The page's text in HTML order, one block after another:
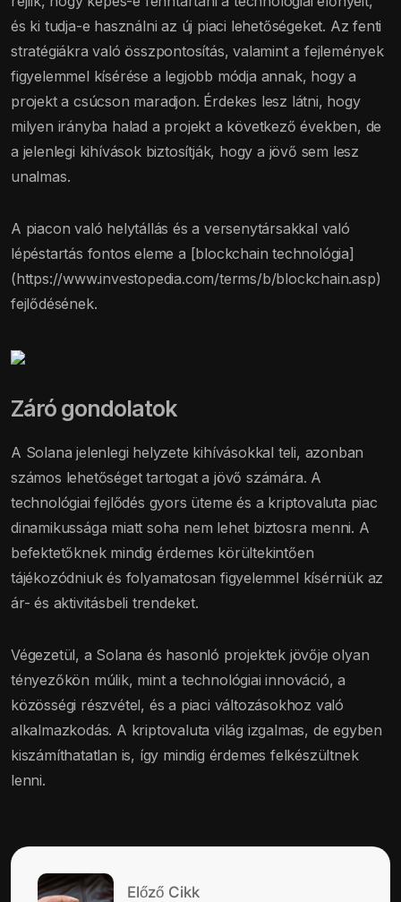
és ki tudja-e használni az új piaci lehetőségeket. Az fenti
stratégiákra való összpontosítás, valamint a fejlemények
figyelemmel kísérése a legjobb módja annak, hogy a
projekt a csúcson maradjon. Érdekes lesz látni, hogy
milyen irányba halad a projekt a következő években, de
a jelenlegi kihívások biztosítják, hogy a jövő sem lesz
unalmas.
A piacon való helytállás és a versenytársakkal való
lépéstartás fontos eleme a [blockchain technológia]
(https://www.investopedia.com/terms/b/blockchain.asp)
fejlődésének.
Záró gondolatok
A Solana jelenlegi helyzete kihívásokkal teli, azonban
számos lehetőséget tartogat a jövő számára. A
technológiai fejlődés gyors üteme és a kriptovaluta piac
dinamikussága miatt soha nem lehet biztosra menni. A
befektetőknek mindig érdemes körültekintően
tájékozódniuk és folyamatosan figyelemmel kísérniük az
ár- és aktivitásbeli trendeket.
Végezetül, a Solana és hasonló projektek jövője olyan
tényezőkön múlik, mint a technológiai innováció, a
közösségi részvétel, és a piaci változásokhoz való
alkalmazkodás. A kriptovaluta világ izgalmas, de egyben
kiszámíthatatlan is, így mindig érdemes felkészültnek
lenni.
Előző Cikk